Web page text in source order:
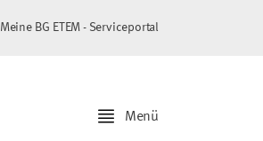
Meine BG ETEM - Serviceportal
Menü